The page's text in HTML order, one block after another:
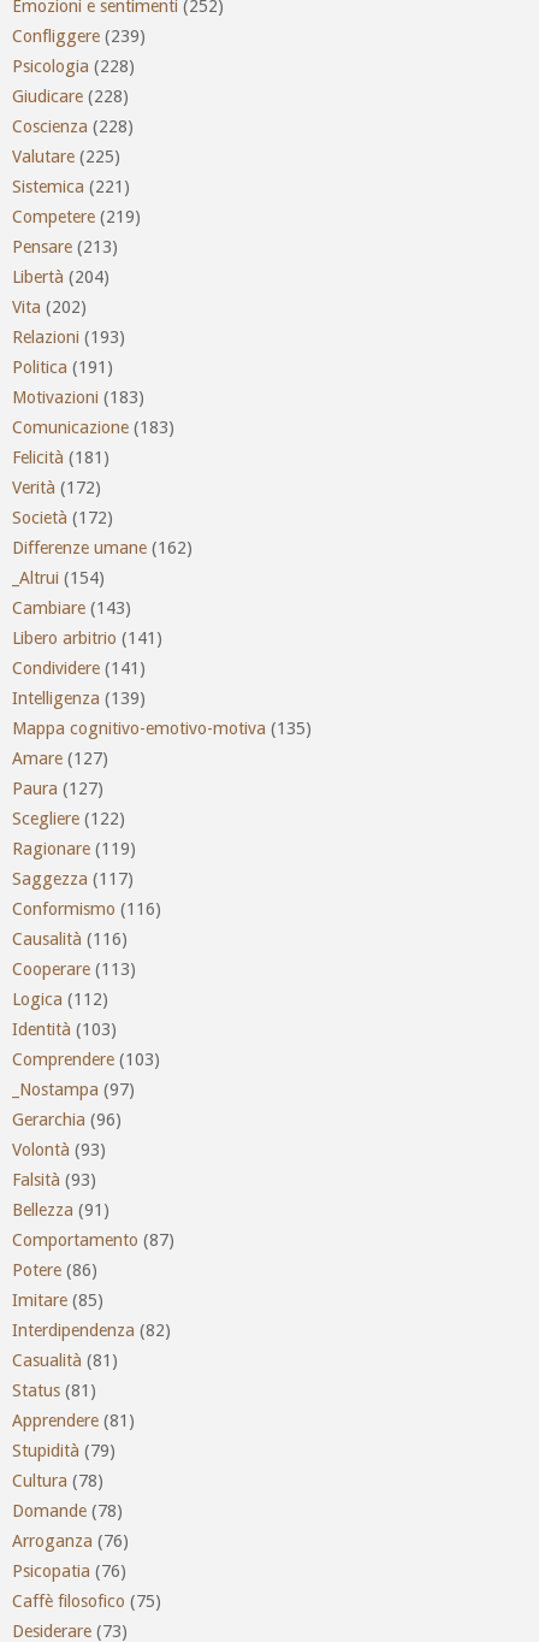
Emozioni e sentimenti (252)
Confliggere (239)
Psicologia (228)
Giudicare (228)
Coscienza (228)
Valutare (225)
Sistemica (221)
Competere (219)
Pensare (213)
Libertà (204)
Vita (202)
Relazioni (193)
Politica (191)
Motivazioni (183)
Comunicazione (183)
Felicità (181)
Verità (172)
Società (172)
Differenze umane (162)
_Altrui (154)
Cambiare (143)
Libero arbitrio (141)
Condividere (141)
Intelligenza (139)
Mappa cognitivo-emotivo-motiva (135)
Amare (127)
Paura (127)
Scegliere (122)
Ragionare (119)
Saggezza (117)
Conformismo (116)
Causalità (116)
Cooperare (113)
Logica (112)
Identità (103)
Comprendere (103)
_Nostampa (97)
Gerarchia (96)
Volontà (93)
Falsità (93)
Bellezza (91)
Comportamento (87)
Potere (86)
Imitare (85)
Interdipendenza (82)
Casualità (81)
Status (81)
Apprendere (81)
Stupidità (79)
Cultura (78)
Domande (78)
Arroganza (76)
Psicopatia (76)
Caffè filosofico (75)
Desiderare (73)